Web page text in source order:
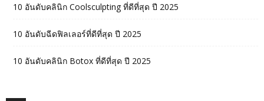
10 อันดับคลินิก Coolsculpting ที่ดีที่สุด ปี 2025
10 อันดับฉีดฟิลเลอร์ที่ดีที่สุด ปี 2025
10 อันดับคลินิก Botox ที่ดีที่สุด ปี 2025